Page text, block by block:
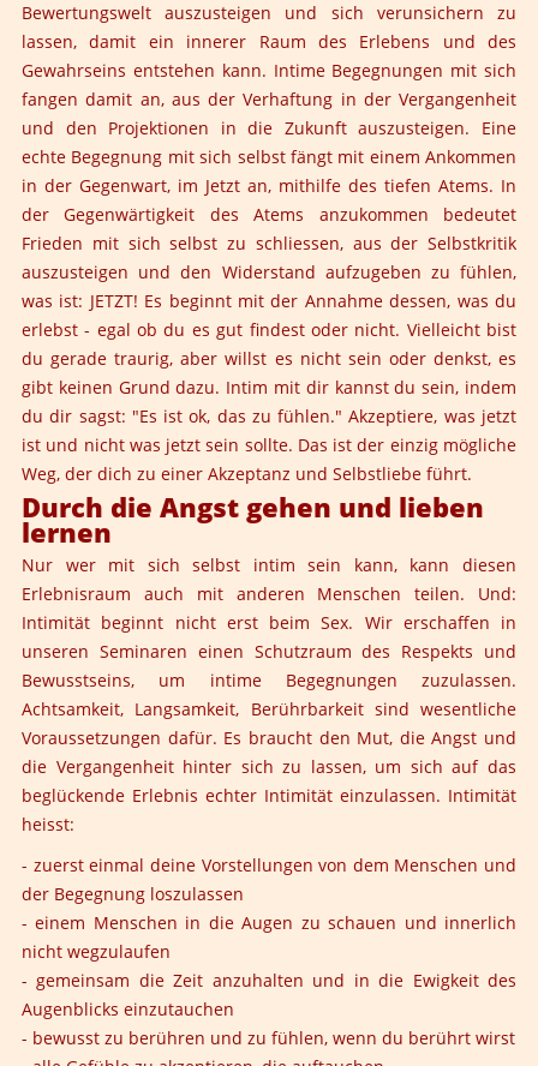
Bewertungswelt auszusteigen und sich verunsichern zu
lassen, damit ein innerer Raum des Erlebens und des
Gewahrseins entstehen kann. Intime Begegnungen mit sich
fangen damit an, aus der Verhaftung in der Vergangenheit
und den Projektionen in die Zukunft auszusteigen. Eine
echte Begegnung mit sich selbst fängt mit einem Ankommen
in der Gegenwart, im Jetzt an, mithilfe des tiefen Atems. In
der Gegenwärtigkeit des Atems anzukommen bedeutet
Frieden mit sich selbst zu schliessen, aus der Selbstkritik
auszusteigen und den Widerstand aufzugeben zu fühlen,
was ist: JETZT! Es beginnt mit der Annahme dessen, was du
erlebst - egal ob du es gut findest oder nicht. Vielleicht bist
du gerade traurig, aber willst es nicht sein oder denkst, es
gibt keinen Grund dazu. Intim mit dir kannst du sein, indem
du dir sagst: "Es ist ok, das zu fühlen." Akzeptiere, was jetzt
ist und nicht was jetzt sein sollte. Das ist der einzig mögliche
Weg, der dich zu einer Akzeptanz und Selbstliebe führt.
Durch die Angst gehen und lieben
lernen
Nur wer mit sich selbst intim sein kann, kann diesen
Erlebnisraum auch mit anderen Menschen teilen. Und:
Intimität beginnt nicht erst beim Sex. Wir erschaffen in
unseren Seminaren einen Schutzraum des Respekts und
Bewusstseins, um intime Begegnungen zuzulassen.
Achtsamkeit, Langsamkeit, Berührbarkeit sind wesentliche
Voraussetzungen dafür. Es braucht den Mut, die Angst und
die Vergangenheit hinter sich zu lassen, um sich auf das
beglückende Erlebnis echter Intimität einzulassen. Intimität
heisst:
- zuerst einmal deine Vorstellungen von dem Menschen und
der Begegnung loszulassen
- einem Menschen in die Augen zu schauen und innerlich
nicht wegzulaufen
- gemeinsam die Zeit anzuhalten und in die Ewigkeit des
Augenblicks einzutauchen
- bewusst zu berühren und zu fühlen, wenn du berührt wirst